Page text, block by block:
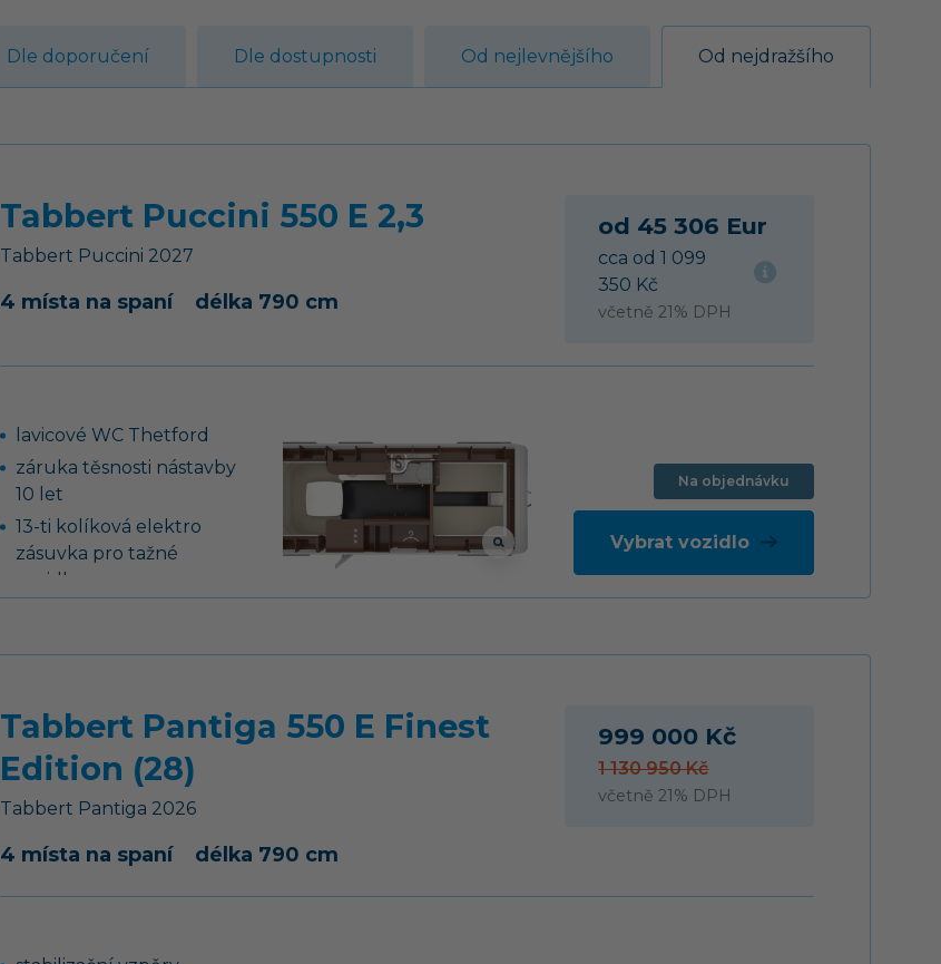
Dle doporučení Dle dostupnosti Od nejlevnějšího Od nejdražšího
Tabbert Puccini 550 E 2,3
Tabbert Puccini 2027
4 místa na spaní délka 790 cm
od 45 306 Eur
cca od 1 099
350 Kč
včetně 21% DPH
lavicové WC Thetford
záruka těsnosti nástavby
10 let
13-ti kolíková elektro
zásuvka pro tažné
vozidlo
tříhořákový vařič s
nerezovým dřezem a
skleněným krytem
nádrž na čistou vodu 45
12 V
Na objednávku
Vybrat vozidlo
Tabbert Pantiga 550 E Finest
Edition (28)
Tabbert Pantiga 2026
4 místa na spaní délka 790 cm
999 000 Kč
1 130 950 Kč
včetně 21% DPH